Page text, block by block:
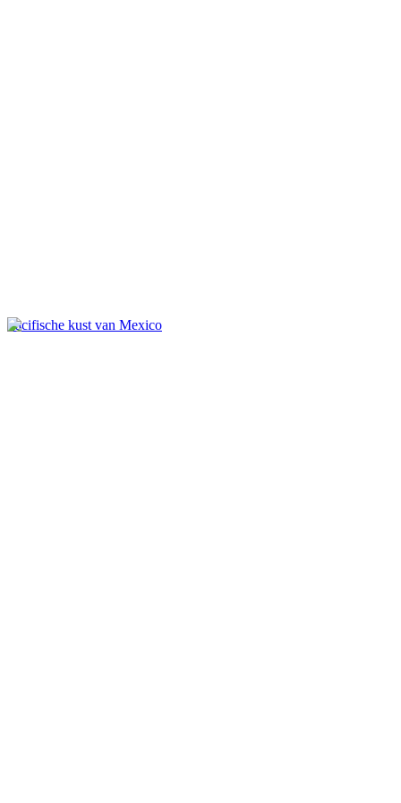
Pacifische kust van Mexico